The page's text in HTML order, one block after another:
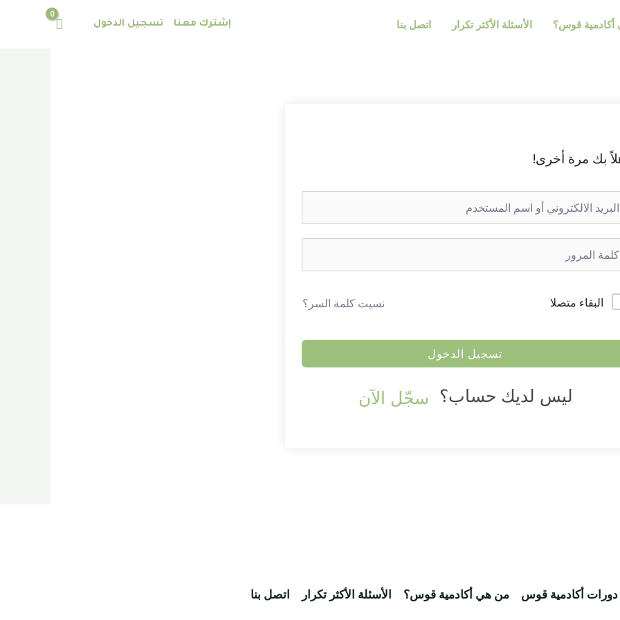
قوس؟ الأسئلة الأكثر تكرار اتصل بنا إشترك معنا تسجيل الدخول
بك مرة أخرى!
البقاء متصلا نسيت كلمة السر؟
تسجيل الدخول
ليس لديك حساب؟ سجّل الآن
دورات أكادمية قوس من هي أكادمية قوس؟ الأسئلة الأكثر تكرار اتصل بنا